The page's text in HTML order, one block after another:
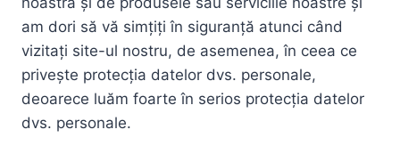
am dori să vă simțiți în siguranță atunci când
vizitați site-ul nostru, de asemenea, în ceea ce
privește protecția datelor dvs. personale,
deoarece luăm foarte în serios protecția datelor
dvs. personale.